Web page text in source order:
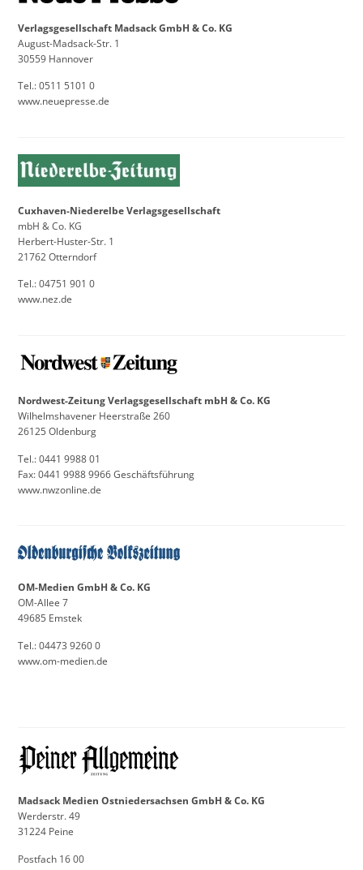
Verlagsgesellschaft Madsack GmbH & Co. KG
August-Madsack-Str. 1
30559 Hannover
Tel.: 0511 5101 0
www.neuepresse.de
Cuxhaven-Niederelbe Verlagsgesellschaft
mbH & Co. KG
Herbert-Huster-Str. 1
21762 Otterndorf
Tel.: 04751 901 0
www.nez.de
Nordwest-Zeitung Verlagsgesellschaft mbH & Co. KG
Wilhelmshavener Heerstraße 260
26125 Oldenburg
Tel.: 0441 9988 01
Fax: 0441 9988 9966 Geschäftsführung
www.nwzonline.de
OM-Medien GmbH & Co. KG
OM-Allee 7
49685 Emstek
Tel.: 04473 9260 0
www.om-medien.de
Madsack Medien Ostniedersachsen GmbH & Co. KG
Werderstr. 49
31224 Peine
Postfach 16 00